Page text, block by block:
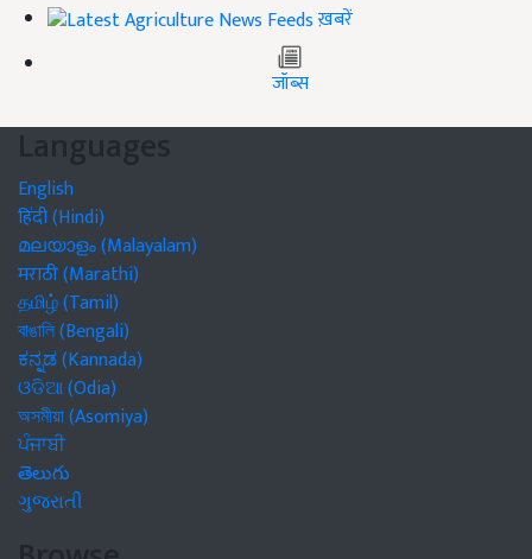
ख़बरें
जॉब्स
Languages
English
हिंदी (Hindi)
മലയാളം (Malayalam)
मराठी (Marathi)
தமிழ் (Tamil)
বাঙালি (Bengali)
ಕನ್ನಡ (Kannada)
ଓଡିଆ (Odia)
অসমীয়া (Asomiya)
ਪੰਜਾਬੀ
తెలుగు
ગુજરાતી